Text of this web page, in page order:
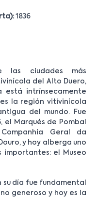
las ciudades más
del Alto Duero,
está intrínsecamente
la región vitivinícola
del mundo. Fue
el Marqués de Pombal
Geral da
y hoy alberga uno
importantes: el Museo
su día fue fundamental
generoso y hoy es la
1836